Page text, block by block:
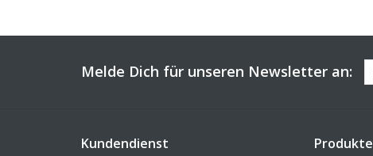
Melde Dich für unseren Newsletter an:
Kundendienst Produkte